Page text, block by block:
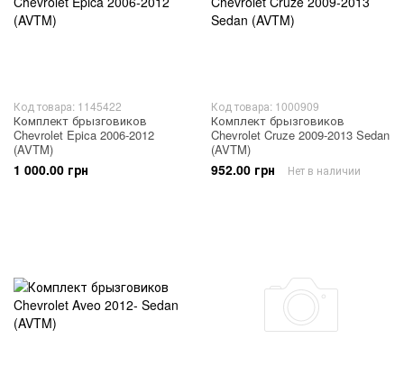
Код товара: 1145422
Комплект брызговиков
Chevrolet Epica 2006-2012
(AVTM)
1 000.00 грн
Код товара: 1000909
Комплект брызговиков
Chevrolet Cruze 2009-2013 Sedan
(AVTM)
952.00 грн Нет в наличии